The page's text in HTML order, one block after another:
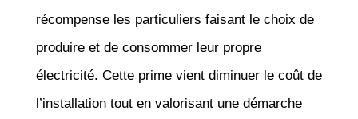
récompense les particuliers faisant le choix de
produire et de consommer leur propre
électricité. Cette prime vient diminuer le coût de
l’installation tout en valorisant une démarche